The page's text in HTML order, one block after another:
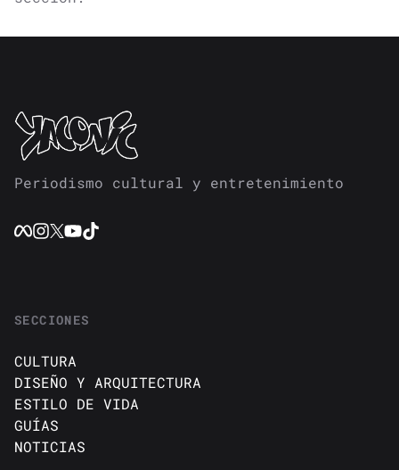
Periodismo cultural y entretenimiento
SECCIONES
CULTURA
DISEÑO Y ARQUITECTURA
ESTILO DE VIDA
GUÍAS
NOTICIAS